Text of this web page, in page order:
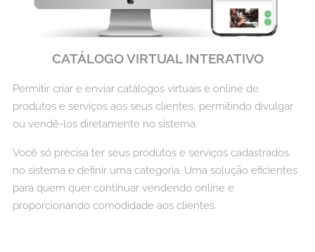
CATÁLOGO VIRTUAL INTERATIVO
Permitir criar e enviar catálogos virtuais e online de
produtos e serviços aos seus clientes, permitindo divulgar
ou vendê-los diretamente no sistema.
Você só precisa ter seus produtos e serviços cadastrados
no sistema e definir uma categoria. Uma solução eficientes
para quem quer continuar vendendo online e
proporcionando comodidade aos clientes.